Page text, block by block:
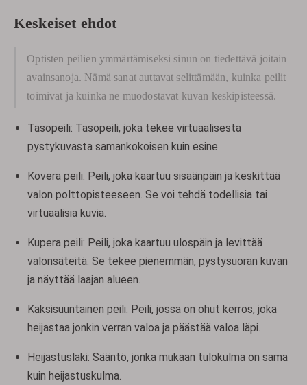
Keskeiset ehdot
Optisten peilien ymmärtämiseksi sinun on tiedettävä joitain
avainsanoja. Nämä sanat auttavat selittämään, kuinka peilit
toimivat ja kuinka ne muodostavat kuvan keskipisteessä.
Tasopeili: Tasopeili, joka tekee virtuaalisesta
pystykuvasta samankokoisen kuin esine.
Kovera peili: Peili, joka kaartuu sisäänpäin ja keskittää
valon polttopisteeseen. Se voi tehdä todellisia tai
virtuaalisia kuvia.
Kupera peili: Peili, joka kaartuu ulospäin ja levittää
valonsäteitä. Se tekee pienemmän, pystysuoran kuvan
ja näyttää laajan alueen.
Kaksisuuntainen peili: Peili, jossa on ohut kerros, joka
heijastaa jonkin verran valoa ja päästää valoa läpi.
Heijastuslaki: Sääntö, jonka mukaan tulokulma on sama
kuin heijastuskulma.